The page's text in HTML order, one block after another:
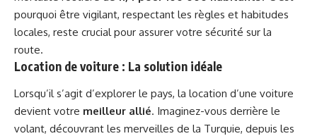
pourquoi être vigilant, respectant les règles et habitudes
locales, reste crucial pour assurer votre sécurité sur la
route.
Location de voiture : La solution idéale
Lorsqu’il s’agit d’explorer le pays, la location d’une voiture
devient votre meilleur allié. Imaginez-vous derrière le
volant, découvrant les merveilles de la Turquie, depuis les